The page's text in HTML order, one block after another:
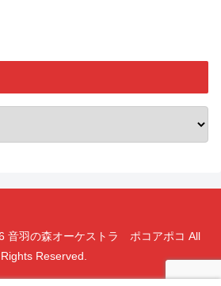
音羽の森オーケストラ ポコアポコ All
Rights Reserved.